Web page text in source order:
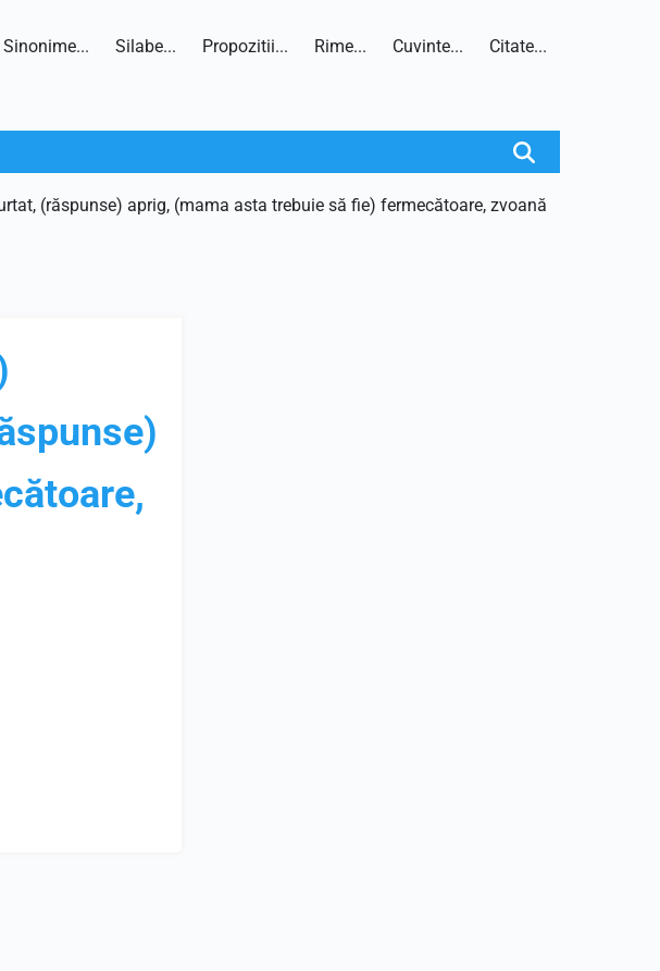
Sinonime... Silabe... Propozitii... Rime... Cuvinte... Citate...
(răspunse) aprig, (mama asta trebuie să fie) fermecătoare, zvoană